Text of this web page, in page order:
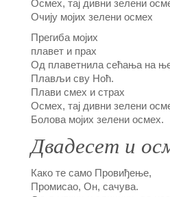
Осмех, тај дивни зелени
Очију мојих зелени осмех
Прегиба мојих
плавет и прах
Од плаветнила сећања на
Плављи сву Ноћ.
Плави смех и страх
Осмех, тај дивни зелени
Болова мојих зелени осмех.
Двадесет и
Како те само Провиђење,
Промисао, Он, сачува.